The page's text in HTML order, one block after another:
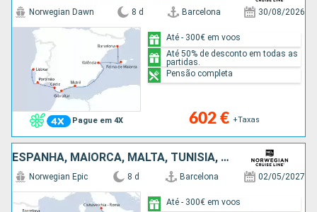
Pague em 4X
Norwegian Dawn 8 d Barcelona 30/08/2026
602 € +Taxas
Até - 300€ em voos
Até 50% de desconto em todas as
partidas.
Pensão completa
ESPANHA, MAIORCA, MALTA, TUNÍSIA, ITÁLIA
Norwegian Epic 8 d Barcelona 02/05/2027
Até - 300€ em voos